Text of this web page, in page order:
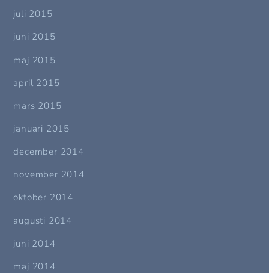
juli 2015
juni 2015
maj 2015
april 2015
mars 2015
januari 2015
december 2014
november 2014
oktober 2014
augusti 2014
juni 2014
maj 2014